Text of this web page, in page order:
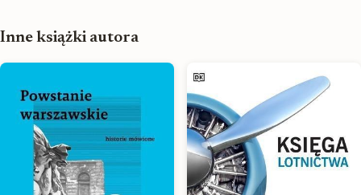
Inne książki autora